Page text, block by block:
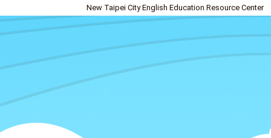
New Taipei City English Education Resource Center